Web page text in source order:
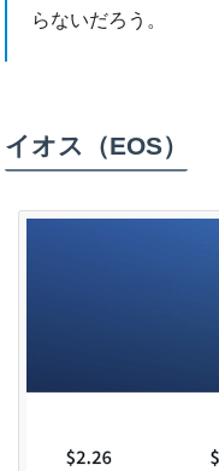
らないだろう。
イオス（EOS）